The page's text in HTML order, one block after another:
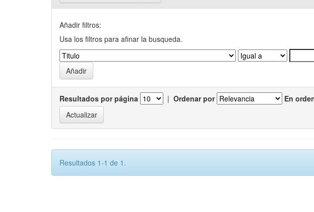
Añadir filtros:
Usa los filtros para afinar la busqueda.
Resultados por página | Ordenar por En
Resultados 1-1 de 1.